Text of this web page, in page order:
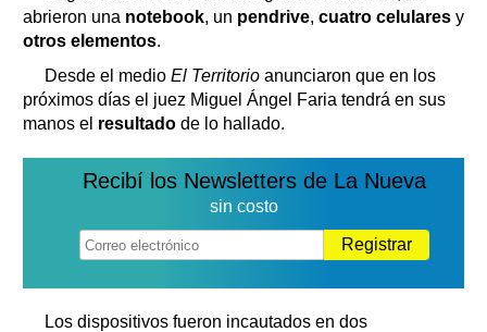
abrieron una notebook, un pendrive, cuatro celulares y
otros elementos.
Desde el medio El Territorio anunciaron que en los
próximos días el juez Miguel Ángel Faria tendrá en sus
manos el resultado de lo hallado.
Recibí los Newsletters de La Nueva
sin costo
Registrar
Los dispositivos fueron incautados en dos